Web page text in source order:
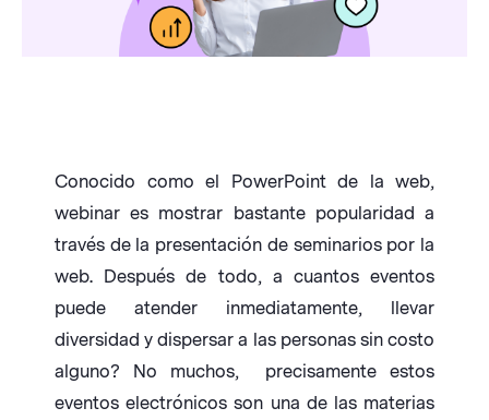
Conocido como el PowerPoint de la web,
webinar es mostrar bastante popularidad a
través de la presentación de seminarios por la
web. Después de todo, a cuantos eventos
puede atender inmediatamente, llevar
diversidad y dispersar a las personas sin costo
alguno? No muchos, precisamente estos
eventos electrónicos son una de las materias